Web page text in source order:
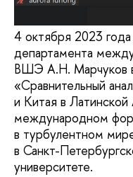
4 октября 2023
департамента
ВШЭ А.Н. Марчуков
«Сравнительный
и Китая в
международном
в турбулентном
в Санкт-
университете.